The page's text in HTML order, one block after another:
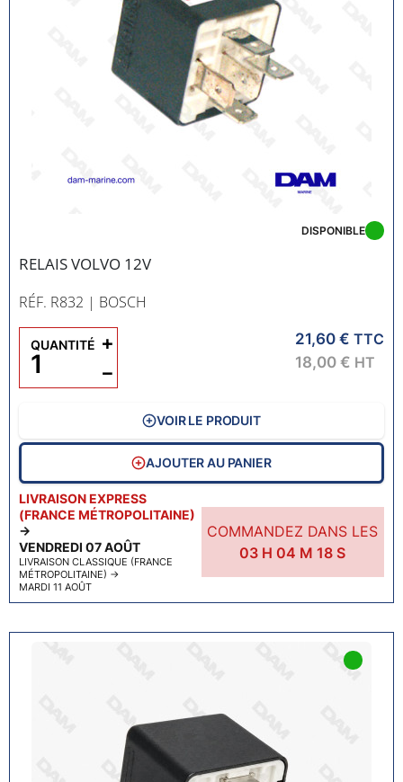
RELAIS VOLVO 12V
RÉF. R832 | BOSCH
LIVRAISON EXPRESS
(FRANCE MÉTROPOLITAINE)
→
VENDREDI 07 AOÛT
LIVRAISON CLASSIQUE (FRANCE
MÉTROPOLITAINE) →
MARDI 11 AOÛT
COMMANDEZ DANS LES
03 H 04 M17S
DISPONIBLE
21,60 € TTC
18,00 € HT
QUANTITÉ
−
+
VOIR LE PRODUIT
AJOUTER AU PANIER